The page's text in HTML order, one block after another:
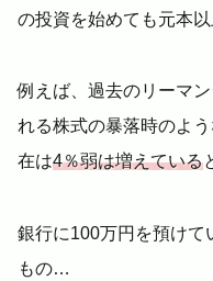
の投資を始めても元本
例えば、過去のリーマ
れる株式の暴落時のよう
在は4％弱は増えている
銀行に100万円を預けて
もの…